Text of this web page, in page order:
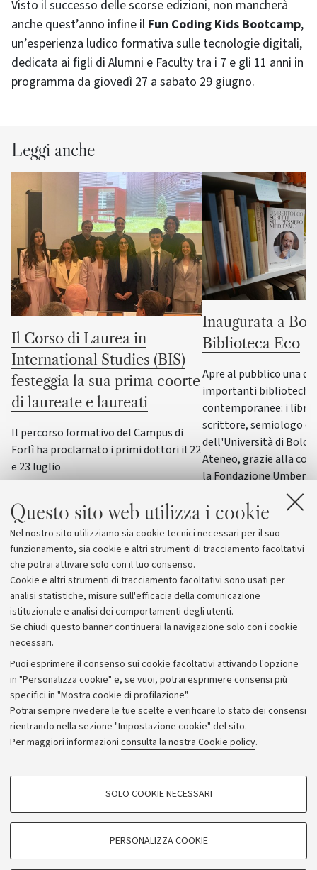
Questo sito web utilizza i cookie
Nel nostro sito utilizziamo sia cookie tecnici necessari per il suo
funzionamento, sia cookie e altri strumenti di tracciamento facoltativi
che potrai attivare solo con il tuo consenso.
Cookie e altri strumenti di tracciamento facoltativi sono usati per
analisi statistiche, misure sull'efficacia della comunicazione
istituzionale e analisi dei comportamenti degli utenti.
Se chiudi questo banner continuerai la navigazione solo con i cookie
necessari.
Puoi esprimere il consenso sui cookie facoltativi attivando l'opzione
in "Personalizza cookie" e, se vuoi, potrai esprimere consensi più
specifici in "Mostra cookie di profilazione".
Potrai sempre rivedere le tue scelte e verificare lo stato dei consensi
rientrando nella sezione "Impostazione cookie" del sito.
Per maggiori informazioni consulta la nostra Cookie policy.
COOKIE DI PROFILAZIONE - FACOLTATIVI
SOLO COOKIE NECESSARI
PERSONALIZZA COOKIE
Visto il successo delle scorse edizioni, non mancherà
anche quest’anno infine il Fun Coding Kids Bootcamp,
un’esperienza ludico formativa sulle tecnologie digitali,
dedicata ai figli di Alumni e Faculty tra i 7 e gli 11 anni in
programma da giovedì 27 a sabato 29 giugno.
Leggi anche
Il Corso di Laurea in
International Studies (BIS)
festeggia la sua prima coorte
di laureate e laureati
Il percorso formativo del Campus di
Forlì ha proclamato i primi dottori il 22
e 23 luglio
Inaugurata a
Biblioteca Eco
Apre al pubblico una
importanti biblioteche
contemporanee: i libri
scrittore, semiologo e
dell'Università di
Ateneo, grazie alla
la Fondazione
donazione degli eredi
2020, e alla
all’Università di
eredi stessi al
Archivio
Comunicati stampa
Redazione
Rassegna stampa
© Copyright 2026 - ALMA MATER STUDIORUM - Università di
Bologna - Via Zamboni, 33 - 40126 Bologna - PI: 01131710376 -